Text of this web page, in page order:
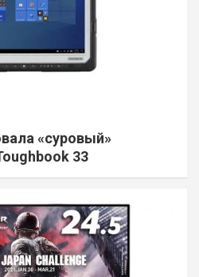
«суровый»
33